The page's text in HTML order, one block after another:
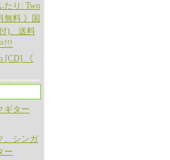
たり: Two
無料 》国
)、送料
!!!
[CD] 《
ギター
、シンガ
ー